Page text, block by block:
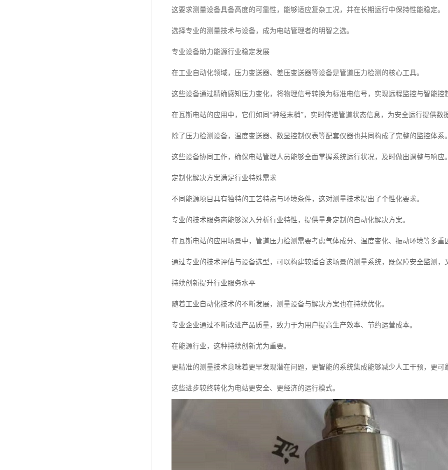
这要求测量设备具备高度的可靠性，能够适应复杂工况，并在长期运行中保持性能稳定。
选择专业的测量技术与设备，成为电站管理者的明智之选。
专业设备助力能源行业稳定发展
在工业自动化领域，压力变送器、差压变送器等设备是管道压力检测的核心工具。
这些设备通过精确感知压力变化，将物理信号转换为标准电信号，实现远程监控与智能控
在瓦斯电站的应用中，它们如同“神经末梢”，实时传递管道状态信息，为安全运行提供数
除了压力检测设备，温度变送器、数显控制仪表等配套仪器也共同构成了完整的监控体系
这些设备协同工作，确保电站管理人员能够全面掌握系统运行状况，及时做出调整与响应
定制化解决方案满足行业特殊需求
不同能源项目具有独特的工艺特点与环境条件，这对测量技术提出了个性化要求。
专业的技术服务商能够深入分析行业特性，提供量身定制的自动化解决方案。
在瓦斯电站的应用场景中，管道压力检测需要考虑气体成分、温度变化、振动环境等多重
通过专业的技术评估与设备选型，可以构建较适合该场景的测量系统，既保障安全监测，
持续创新提升行业服务水平
随着工业自动化技术的不断发展，测量设备与解决方案也在持续优化。
专业企业通过不断改进产品质量，致力于为用户提高生产效率、节约运营成本。
在能源行业，这种持续创新尤为重要。
更精准的测量技术意味着更早发现潜在问题，更智能的系统集成能够减少人工干预，更
这些进步较终转化为电站更安全、更经济的运行模式。